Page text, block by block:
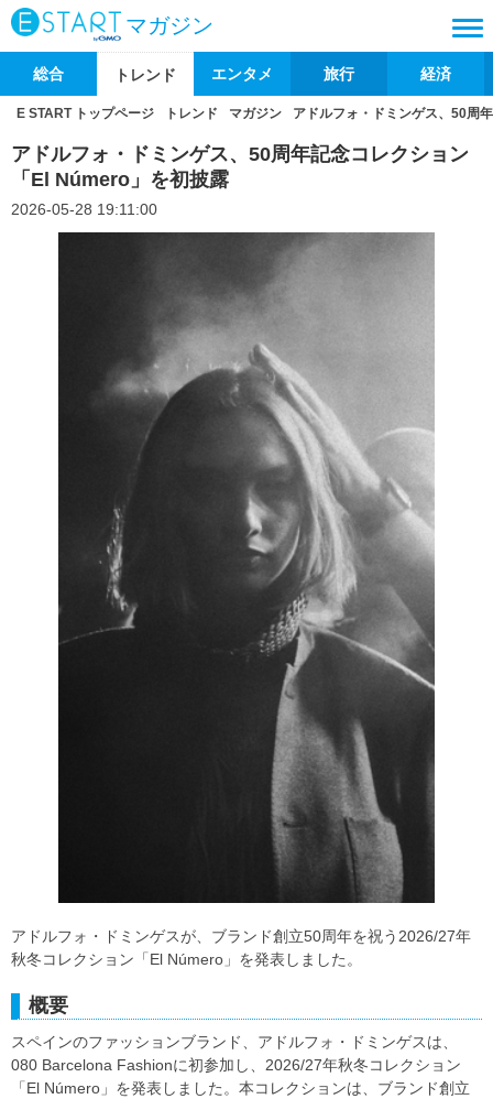
マガジン
総合 トレンド エンタメ 旅行 経済
E START トップページ トレンド マガジン アドルフォ・ドミンゲス、50周
アドルフォ・ドミンゲス、50周年記念コレクション
「El Número」を初披露
2026-05-28 19:11:00
アドルフォ・ドミンゲスが、ブランド創立50周年を祝う2026/27年
秋冬コレクション「El Número」を発表しました。
概要
スペインのファッションブランド、アドルフォ・ドミンゲスは、
080 Barcelona Fashionに初参加し、2026/27年秋冬コレクション
「El Número」を発表しました。本コレクションは、ブランド創立